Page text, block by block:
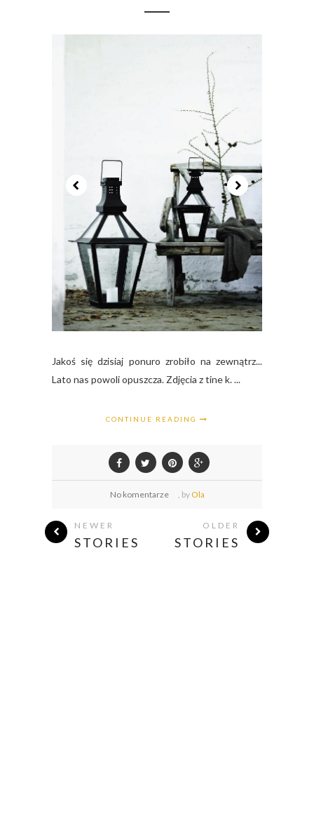
Jakoś się dzisiaj ponuro zrobiło na zewnątrz...
Lato nas powoli opuszcza. Zdjęcia z tine k. ...
CONTINUE READING
No komentarze by Ola
NEWER
STORIES
OLDER
STORIES